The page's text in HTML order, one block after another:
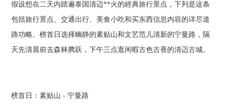
假设想在二天内踏遍泰国清迈**火的經典旅行景点，下列是这条
包括旅行景点、交通出行、美食小吃和买东西信息内容的详尽道
路功略。榜首日选择幽静的素贴山和文艺范儿清新的宁曼路，隔
天先清晨前去森林腾跃，下午三点逛闲暇古色古香的清迈古城。
榜首日：素贴山 - 宁曼路